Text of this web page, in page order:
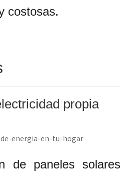
costosas.
propia
de paneles solares